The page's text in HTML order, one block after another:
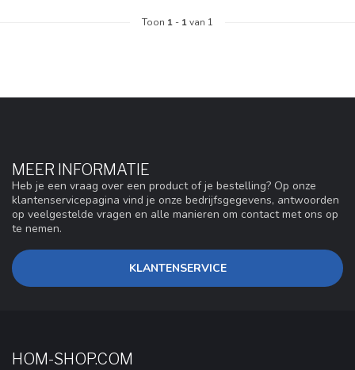
Toon 1 - 1van 1
MEER INFORMATIE
Heb je een vraag over een product of je bestelling? Op onze
klantenservicepagina vind je onze bedrijfsgegevens, antwoorden
op veelgestelde vragen en alle manieren om contact met ons op
te nemen.
KLANTENSERVICE
HOM-SHOP.COM